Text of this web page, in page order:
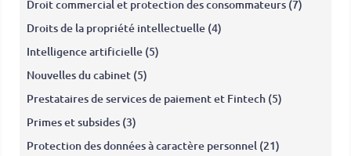
Droit commercial et protection des consommateurs (7)
Droits de la propriété intellectuelle (4)
Intelligence artificielle (5)
Nouvelles du cabinet (5)
Prestataires de services de paiement et Fintech (5)
Primes et subsides (3)
Protection des données à caractère personnel (21)